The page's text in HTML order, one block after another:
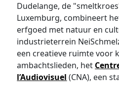
Dudelange, de
Luxemburg, combineert
erfgoed met natuur en
industrieterrein
een creatieve ruimte voor
ambachtslieden, het
l’Audiovisuel (CNA), een